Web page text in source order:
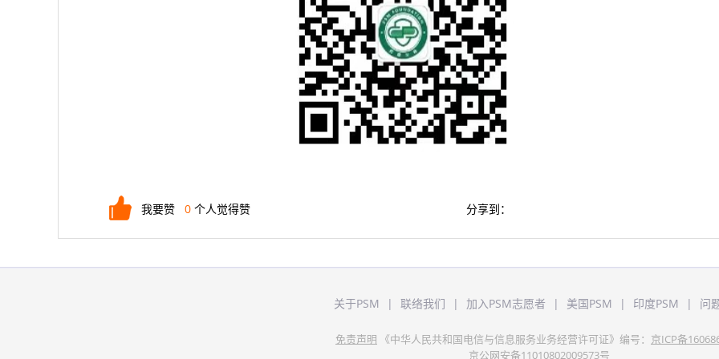
我要赞 0 个人觉得赞 分享到：
关于PSM | 联络我们 | 加入PSM志愿者 | 美国PSM | 印度PSM | 问
免责声明 《中华人民共和国电信与信息服务业务经营许可证》编号： 京ICP备
京公网安备11010802009573号